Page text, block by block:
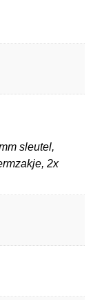
sleutel,
2x